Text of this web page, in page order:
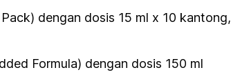
dengan dosis 15 ml x 10 kantong,
Formula) dengan dosis 150 ml